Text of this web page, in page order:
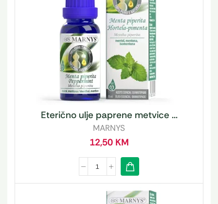
Eterično ulje paprene metvice ...
MARNYS
12,50 KM